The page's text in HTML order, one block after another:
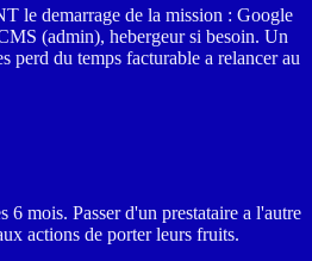
le demarrage de la mission : Google
(admin), hebergeur si besoin. Un
perd du temps facturable a relancer au
6 mois. Passer d'un prestataire a l'autre
actions de porter leurs fruits.